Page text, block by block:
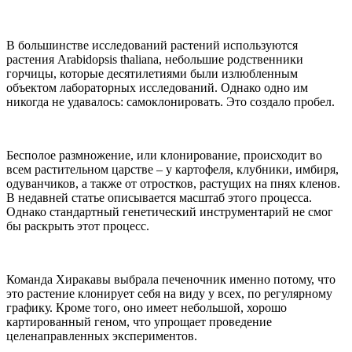
В большинстве исследований растений используются
растения Arabidopsis thaliana, небольшие родственники
горчицы, которые десятилетиями были излюбленным
объектом лабораторных исследований. Однако одно им
никогда не удавалось: самоклонировать. Это создало пробел.
Бесполое размножение, или клонирование, происходит во
всем растительном царстве – у картофеля, клубники, имбиря,
одуванчиков, а также от отростков, растущих на пнях кленов.
В недавней статье описывается масштаб этого процесса.
Однако стандартный генетический инструментарий не смог
бы раскрыть этот процесс.
Команда Хиракавы выбрала печеночник именно потому, что
это растение клонирует себя на виду у всех, по регулярному
графику. Кроме того, оно имеет небольшой, хорошо
картированный геном, что упрощает проведение
целенаправленных экспериментов.